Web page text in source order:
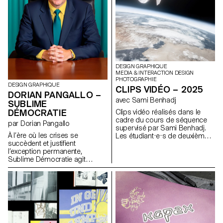
actuelle afin de montrer
comment ce mouvement
continue de défier les normes,
d’inventer de nouveaux codes
et de revendiquer des identités
libres. Une immersion dans une
sous-culture politique et
flamboyante.
DESIGN GRAPHIQUE
DORIAN PANGALLO –
SUBLIME
DÉMOCRATIE
par Dorian Pangallo
À l’ère où les crises se
succèdent et justifient
l’exception permanente,
Sublime Démocratie agit
comme une campagne critique
multimédia. Elle met en scène
des démocraties vidées de
leurs fondements, dont les
symboles persistants
maintiennent l’illusion. Conçue
comme une fable
DESIGN GRAPHIQUE
MEDIA & INTERACTION DESIGN
PHOTOGRAPHIE
CLIPS VIDÉO – 2025
avec Sami Benhadj
Clips vidéo réalisés dans le
cadre du cours de séquence
supervisé par Sami Benhadj.
Les étudiant·e·s de deuxième
chacun·e réalisé un clip vidéo
en solo. Chaque projet prend
pour point de départ une
musique existante et cherche à
en traduire l’univers par l’image,
en explorant la narration
visuelle, le rythme et la mise en